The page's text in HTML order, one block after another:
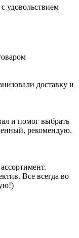
удовольствием
доставку и
и помог выбрать
рекомендую.
Все всегда во